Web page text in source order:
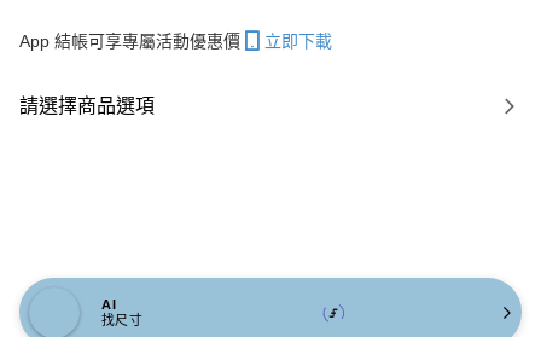
App 結帳可享專屬活動優惠價 立即下載
請選擇商品選項
AI
找尺寸